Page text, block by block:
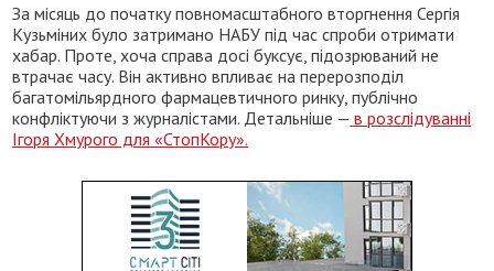
За місяць до початку повномасштабного вторгнення Сергія
Кузьміних було затримано НАБУ під час спроби отримати
хабар. Проте, хоча справа досі буксує, підозрюваний не
втрачає часу. Він активно впливає на перерозподіл
багатомільярдного фармацевтичного ринку, публічно
конфліктуючи з журналістами. Детальніше — в розслідуванні
Ігоря Хмурого для «СтопКору».